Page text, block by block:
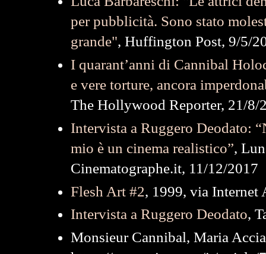
per pubblicità. Sono stato
grande", Huffington Post, 9/5/
I quarant’anni di Cannibal
e vere torture, ancora
The Hollywood Reporter, 21/8/
Intervista a Ruggero Deodato:
mio è un cinema realistico”,
Cinematographe.it, 11/12/2017
Flesh Art #2, 1999, via Internet
Intervista a Ruggero Deodato,
Monsieur Cannibal, Maria